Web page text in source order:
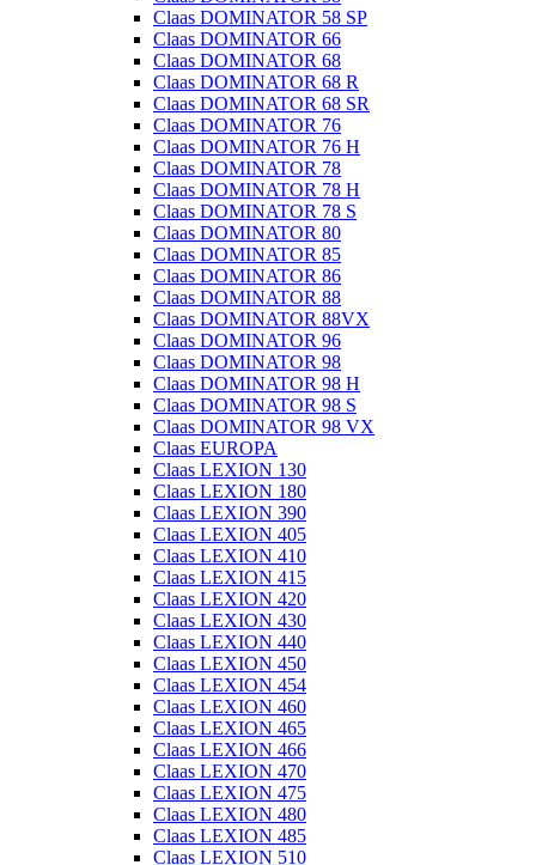
Claas DOMINATOR 58 SP
Claas DOMINATOR 66
Claas DOMINATOR 68
Claas DOMINATOR 68 R
Claas DOMINATOR 68 SR
Claas DOMINATOR 76
Claas DOMINATOR 76 H
Claas DOMINATOR 78
Claas DOMINATOR 78 H
Claas DOMINATOR 78 S
Claas DOMINATOR 80
Claas DOMINATOR 85
Claas DOMINATOR 86
Claas DOMINATOR 88
Claas DOMINATOR 88VX
Claas DOMINATOR 96
Claas DOMINATOR 98
Claas DOMINATOR 98 H
Claas DOMINATOR 98 S
Claas DOMINATOR 98 VX
Claas EUROPA
Claas LEXION 130
Claas LEXION 180
Claas LEXION 390
Claas LEXION 405
Claas LEXION 410
Claas LEXION 415
Claas LEXION 420
Claas LEXION 430
Claas LEXION 440
Claas LEXION 450
Claas LEXION 454
Claas LEXION 460
Claas LEXION 465
Claas LEXION 466
Claas LEXION 470
Claas LEXION 475
Claas LEXION 480
Claas LEXION 485
Claas LEXION 510